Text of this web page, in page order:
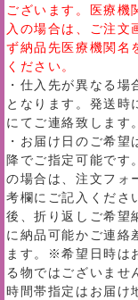
ございます。医療機
入の場合は、ご注文
ず納品先医療機関名
ください。
・仕入先が異なる場
となります。発送時
にてご連絡致します。
・お届け日のご希望
降でご指定可能です
の場合は、注文フォ
考欄にご記入くださ
後、折り返しご希望
に納品可能かご連絡
ます。※希望日時は
る物ではございませ
時間帯指定はお届け